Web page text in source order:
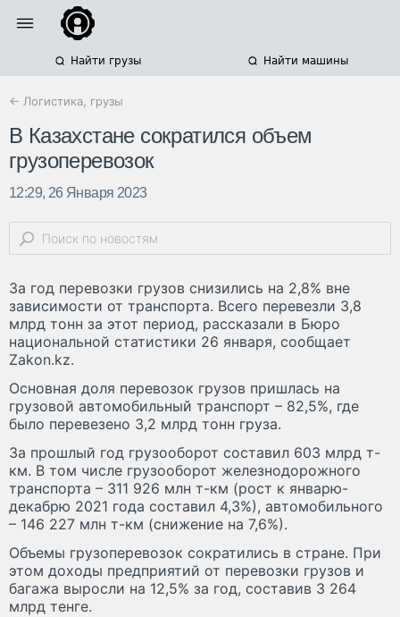
Найти грузы Найти машины
← Логистика, грузы
В Казахстане сократился объем
грузоперевозок
12:29, 26 Января 2023
За год перевозки грузов снизились на 2,8% вне
зависимости от транспорта. Всего перевезли 3,8
млрд тонн за этот период, рассказали в Бюро
национальной статистики 26 января, сообщает
Zakon.kz.
Основная доля перевозок грузов пришлась на
грузовой автомобильный транспорт – 82,5%, где
было перевезено 3,2 млрд тонн груза.
За прошлый год грузооборот составил 603 млрд т-
км. В том числе грузооборот железнодорожного
транспорта – 311 926 млн т-км (рост к январю-
декабрю 2021 года составил 4,3%), автомобильного
– 146 227 млн т-км (снижение на 7,6%).
Объемы грузоперевозок сократились в стране. При
этом доходы предприятий от перевозки грузов и
багажа выросли на 12,5% за год, составив 3 264
млрд тенге.